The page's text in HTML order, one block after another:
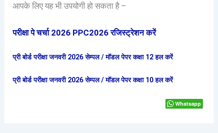
आपके लिए यह भी उपयोगी हो सकता है –
परीक्षा पे चर्चा 2026 PPC2026 रजिस्ट्रेशन करें
प्री बोर्ड परीक्षा जनवरी 2026 सेम्पल / मॉडल पेपर कक्षा 12 हल करें
प्री बोर्ड परीक्षा जनवरी 2026 सेम्पल / मॉडल पेपर कक्षा 10 हल करें
Whatsapp